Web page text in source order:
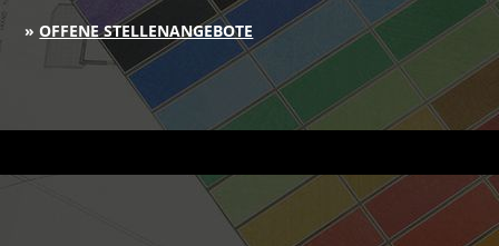
»OFFENE STELLENANGEBOTE